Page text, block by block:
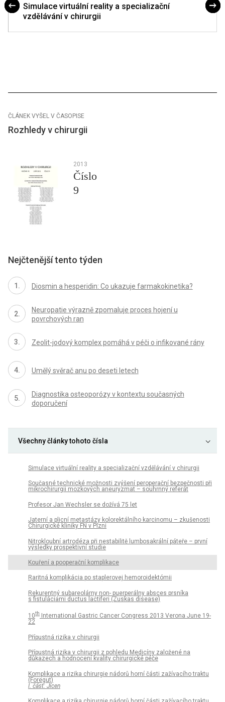
Simulace virtuální reality a specializační
vzdělávání v chirurgii
ČLÁNEK VYŠEL V ČASOPISE
Rozhledy v chirurgii
2013
Číslo
9
Nejčtenější tento týden
Diosmin a hesperidin: Co ukazuje farmakokinetika?
Neuropatie výrazně zpomaluje proces hojení u
povrchových ran
Zeolit-jodový komplex pomáhá v péči o infikované rány
Umělý svěrač anu po deseti letech
Diagnostika osteoporózy v kontextu současných
doporučení
Všechny články tohoto čísla
Simulace virtuální reality a specializační vzdělávání v chirurgii
Současné technické možnosti zvýšení peroperační bezpečnosti při
mikrochirurgii mozkových aneuryzmat – souhrnný referát
Profesor Jan Wechsler se dožívá 75 let
Jaterní a plicní metastázy kolorektálního karcinomu – zkušenosti
Chirurgické kliniky FN v Plzni
Nitrokloubní artrodéza při nestabilitě lumbosakrální páteře – první
výsledky prospektivní studie
Kouření a pooperační komplikace
Raritná komplikácia po staplerovej hemoroidektómii
Rekurentný subareolárny non- puerperálny absces prsníka
s fistuláciami ductus lactiferi (Zuskas disease)
10th
International Gastric Cancer Congress 2013 Verona June 19-
22
Přípustná rizika v chirurgii
Přípustná rizika v chirurgii z pohledu Medicíny založené na
důkazech a hodnocení kvality chirurgické péče
Komplikace a rizika chirurgie nádorů horní části zažívacího traktu
(Foregut)
I. část: Jícen